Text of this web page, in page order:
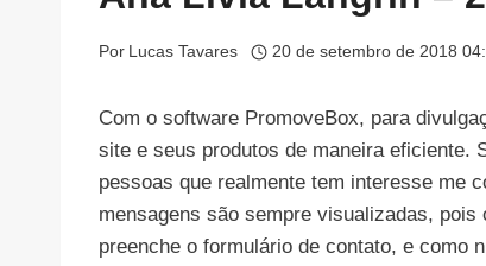
Por Lucas Tavares 20 de setembro de 2018
Com o software PromoveBox, para
site e seus produtos de maneira eficiente.
pessoas que realmente tem interesse me
mensagens são sempre visualizadas,
preenche o formulário de contato, e como